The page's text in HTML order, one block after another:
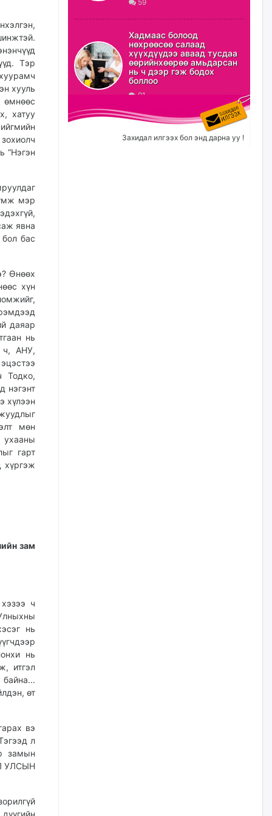
Тэр
хууль
өмнөөс
хатуу
“Нэгэн
мэр
явна
бол бас
Өнөөх
хүн
даяар
нь
ч, АНУ,
Тодко,
нэгэнт
хүлээн
мөн
ухааны
гарт
хүргэж
зам
ч
нь
нь
итгэл
өт
вэ
л
замын
УЛСЫН
ХЗДХ-ын сайд С.Амарсайхан:
Авлигаар авсан хөрөнгийг
хурааж, нийгмийн сайн
сайхны хөгжилд зориулах
бөгөөд үүнийг хэд хэдэн эрх
бүхий байгууллагаас санал авна
өчигдѳр
Шатахууныг олдож байгаа
газраас нь л авч байна. Үнэ
тарифаас илүү хангамж дээр
анхаарч байна
59
Хадмаас болоод
нөхрөөсөө салаад
хүүхдүүдээ аваад тусдаа
өөрийнхөөрөө амьдарсан
нь ч дээр гэж бодох
боллоо
91
Захидал илгээх бол энд дарна уу !